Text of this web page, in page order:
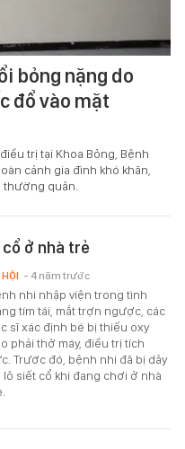
bỏng nặng do
đổ vào mặt
trị tại Khoa Bỏng, Bệnh
cảnh gia đình khó khăn,
quân.
cổ ở nhà trẻ
nhi nhập viện trong tình
tím tái, mắt trợn ngược, các
sĩ xác định bé bị thiếu oxy
phải thở máy, điều trị tích
Trước đó, bệnh nhi đã bị dây
lô siết cổ khi đang chơi ở nhà
HỘI - 4 năm trước